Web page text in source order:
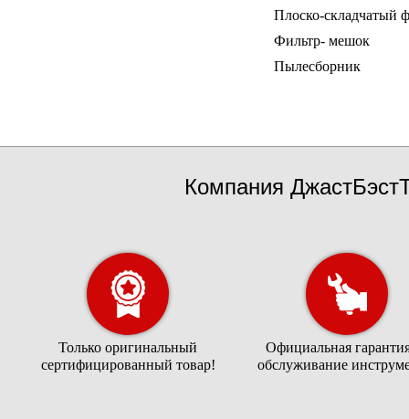
Плоско-складчатый
Фильтр- мешок
Пылесборник
Компания
Только оригинальный
сертифицированный товар!
Официальная
обслуживание